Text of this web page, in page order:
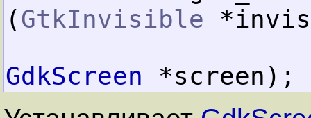
(GtkInvisible
GdkScreen *screen);